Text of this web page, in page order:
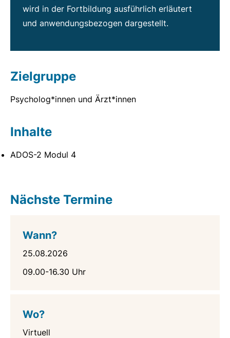
wird in der Fortbildung ausführlich erläutert
und anwendungsbezogen dargestellt.
Zielgruppe
Psycholog*innen und Ärzt*innen
Inhalte
ADOS-2 Modul 4
Nächste Termine
Wann?
25.08.2026
09.00-16.30 Uhr
Wo?
Virtuell